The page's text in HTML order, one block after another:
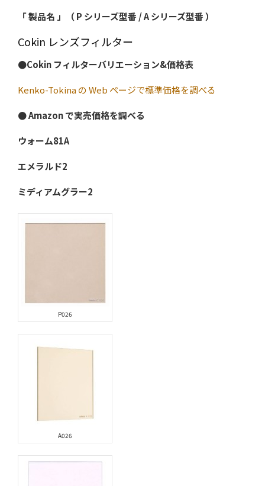
「 製品名 」（ P シリーズ型番 / A シリーズ型番 ）
Cokin レンズフィルター
●Cokin フィルターバリエーション&価格表
Kenko-Tokina の Web ページで標準価格を調べる
● Amazon で実売価格を調べる
ウォーム81A
エメラルド2
ミディアムグラー2
P026
A026